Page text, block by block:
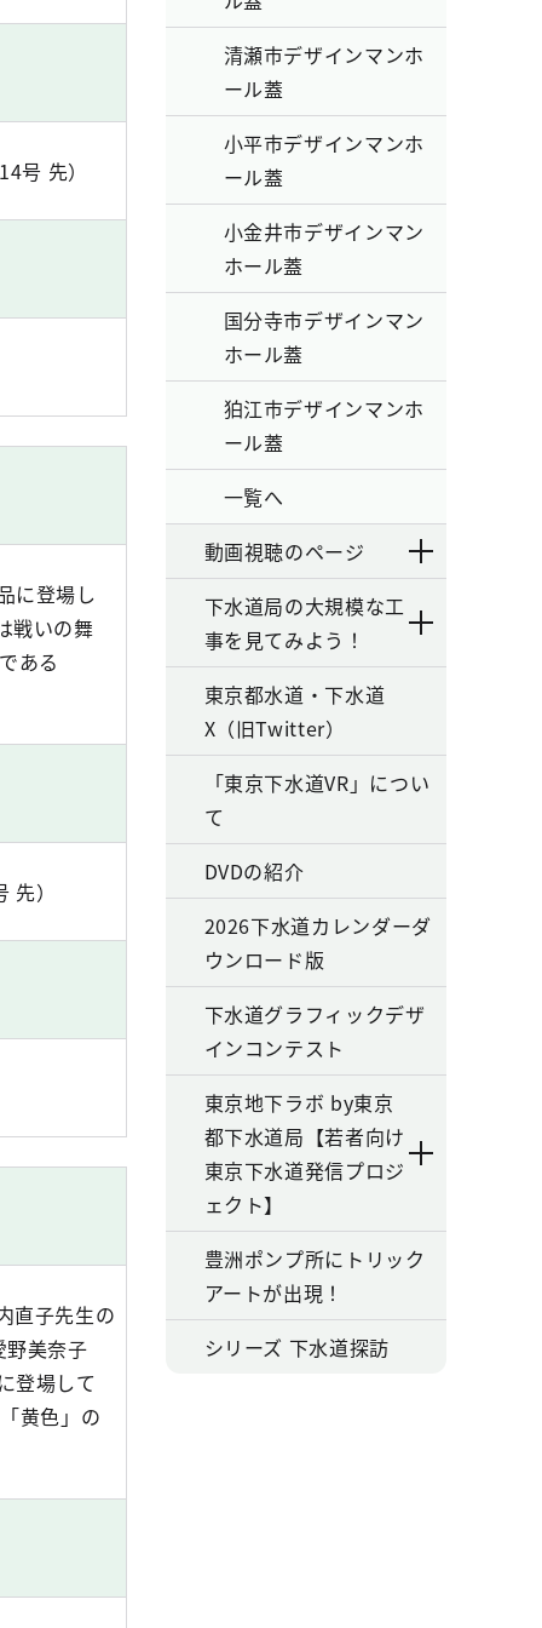
号 先）
に登場し
戦いの舞
ある
）
直子先生の
野美奈子
登場して
黄色」の
清瀬市デザインマンホ
ール蓋
小平市デザインマンホ
ール蓋
小金井市デザインマン
ホール蓋
国分寺市デザインマン
ホール蓋
狛江市デザインマンホ
ール蓋
一覧へ
動画視聴のページ
下水道局の大規模な工
事を見てみよう！
東京都水道・下水道
X（旧Twitter）
「東京下水道VR」につい
て
DVDの紹介
2026下水道カレンダーダ
ウンロード版
下水道グラフィックデザ
インコンテスト
東京地下ラボ by東京
都下水道局【若者向け
東京下水道発信プロジ
ェクト】
豊洲ポンプ所にトリック
アートが出現！
シリーズ 下水道探訪